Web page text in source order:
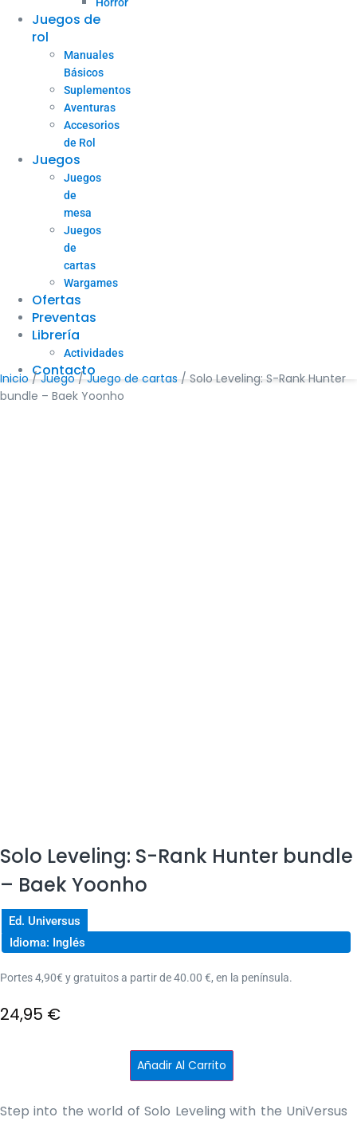
Horror
Juegos de
rol
Manuales
Básicos
Suplementos
Aventuras
Accesorios
de Rol
Juegos
Juegos
de
mesa
Juegos
de
cartas
Wargames
Ofertas
Preventas
Librería
Actividades
Contacto
Inicio /Juego/Juego de cartas / Solo Leveling: S-Rank Hunter
bundle – Baek Yoonho
Solo Leveling: S-Rank Hunter bundle
– Baek Yoonho
Ed. Universus
Idioma: Inglés
Portes 4,90€ y gratuitos a partir de 40.00 €, en la península.
24,95 €
bundle
Añadir Al Carrito
Step into the world of Solo Leveling with the UniVersus